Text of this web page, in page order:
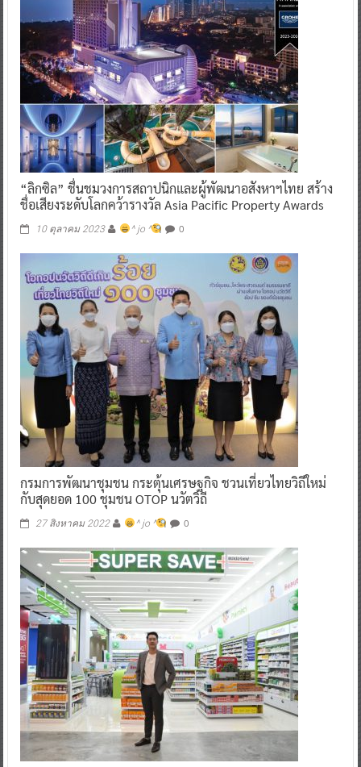
“ลิกซิล” ชื่นชมวงการสถาปนิกและผู้พัฒนาอสังหาฯไทย สร้าง
ชื่อเสียงระดับโลกคว้ารางวัล Asia Pacific Property Awards
10 ตุลาคม 2023 ^ jo ^ 0
กรมการพัฒนาชุมชน กระตุ้นเศรษฐกิจ ชวนเที่ยวไทยวิถีใหม่
กับสุดยอด 100 ชุมชน OTOP นวัตวิถี
27 สิงหาคม 2022 ^ jo ^ 0